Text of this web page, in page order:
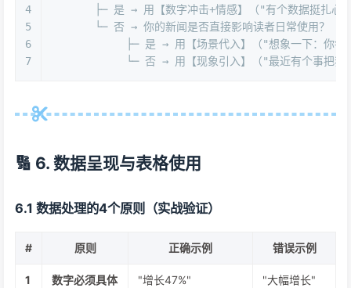
4
5
6
7
├─ 是 → 用【数字冲击+情感】（"有个数据挺扎心
       └─ 否 → 你的新闻是否直接影响读者日常使用？
├─ 是 → 用【场景代入】（"想象一下：你每
└─ 否 → 用【现象引入】（"最近有个事把我
🔢 6. 数据呈现与表格使用
6.1 数据处理的4个原则（实战验证）
# 原则 正确示例 错误示例
1 数字必须具体 "增长47%" "大幅增长"